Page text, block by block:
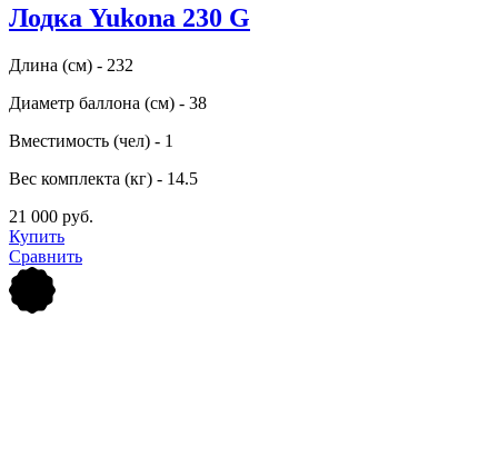
Лодка Yukona 230 G
Длина (см) - 232
Диаметр баллона (см) - 38
Вместимость (чел) - 1
Вес комплекта (кг) - 14.5
21 000 руб.
Купить
Сравнить